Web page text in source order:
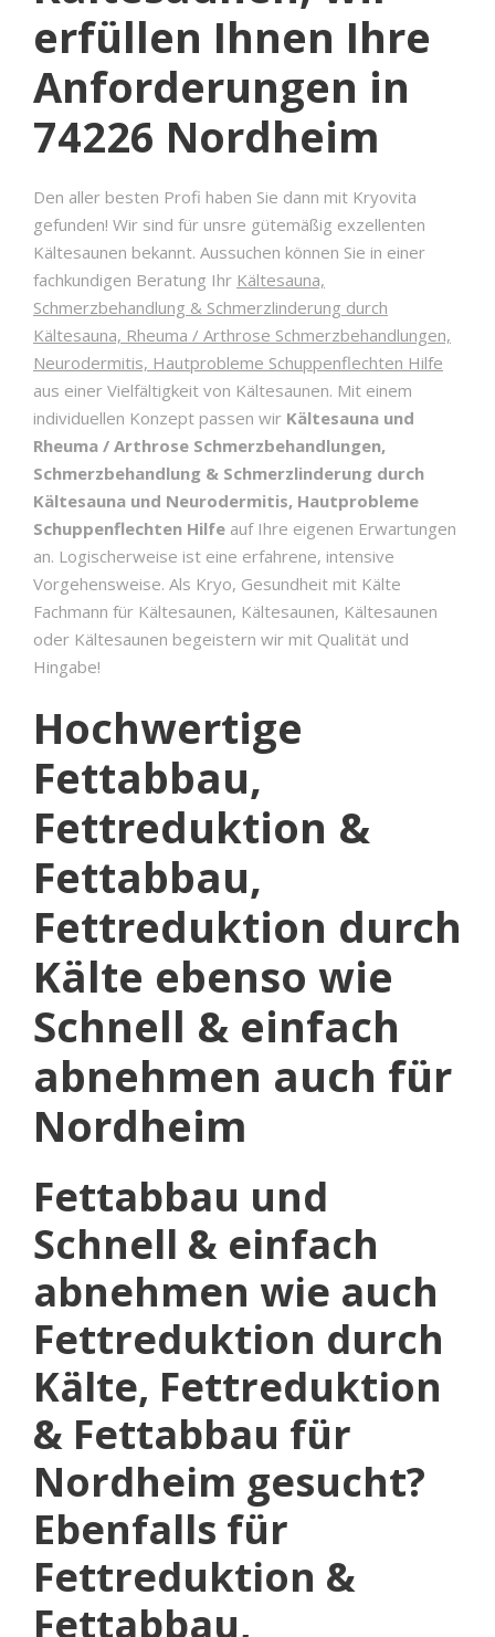
erfüllen Ihnen Ihre
Anforderungen in
74226 Nordheim
Den aller besten Profi haben Sie dann mit Kryovita
gefunden! Wir sind für unsre gütemäßig exzellenten
Kältesaunen bekannt. Aussuchen können Sie in einer
fachkundigen Beratung Ihr Kältesauna,
Schmerzbehandlung & Schmerzlinderung durch
Kältesauna, Rheuma / Arthrose Schmerzbehandlungen,
Neurodermitis, Hautprobleme Schuppenflechten Hilfe
aus einer Vielfältigkeit von Kältesaunen. Mit einem
individuellen Konzept passen wir Kältesauna und
Rheuma / Arthrose Schmerzbehandlungen,
Schmerzbehandlung & Schmerzlinderung durch
Kältesauna und Neurodermitis, Hautprobleme
Schuppenflechten Hilfe auf Ihre eigenen Erwartungen
an. Logischerweise ist eine erfahrene, intensive
Vorgehensweise. Als Kryo, Gesundheit mit Kälte
Fachmann für Kältesaunen, Kältesaunen, Kältesaunen
oder Kältesaunen begeistern wir mit Qualität und
Hingabe!
Hochwertige
Fettabbau,
Fettreduktion &
Fettabbau,
Fettreduktion durch
Kälte ebenso wie
Schnell & einfach
abnehmen auch für
Nordheim
Fettabbau und
Schnell & einfach
abnehmen wie auch
Fettreduktion durch
Kälte, Fettreduktion
& Fettabbau für
Nordheim gesucht?
Ebenfalls für
Fettreduktion &
Fettabbau,